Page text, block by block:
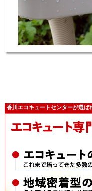
香川エコキュートセンターが選ば